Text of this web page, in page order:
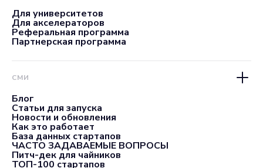
Для университетов
Для акселераторов
Реферальная программа
Партнерская программа
СМИ
Блог
Статьи для запуска
Новости и обновления
Как это работает
База данных стартапов
ЧАСТО ЗАДАВАЕМЫЕ ВОПРОСЫ
Питч-дек для чайников
ТОП-100 стартапов